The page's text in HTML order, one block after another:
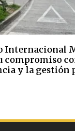
Internacional
compromiso
y la gestión